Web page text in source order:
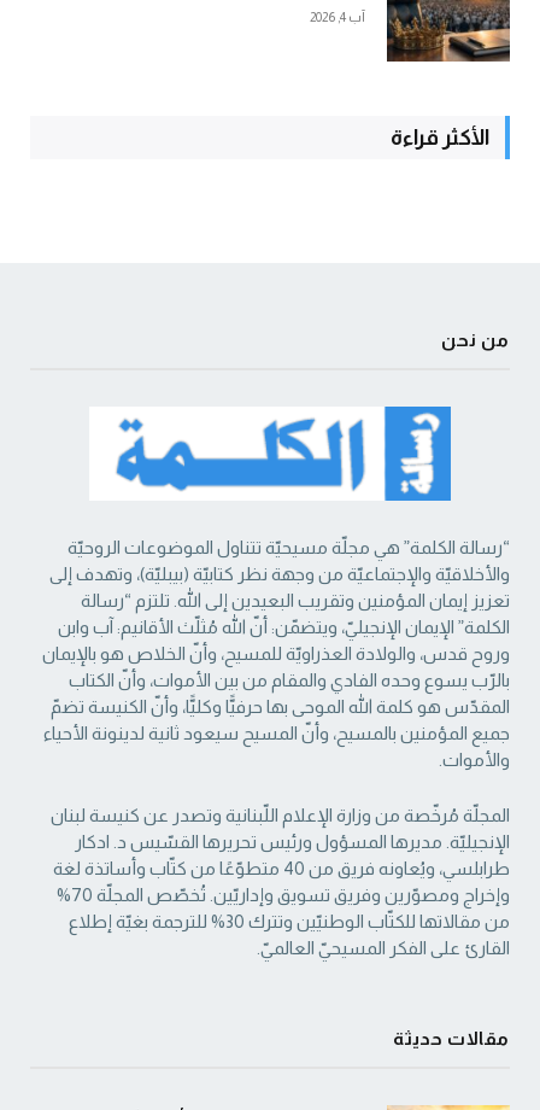
آب 4, 2026
الأكثر قراءة
من نحن
“رسالة الكلمة” هي مجلّة مسيحيّة تتناول الموضوعات الروحيّة
والأخلاقيّة والإجتماعيّة من ‏وجهة نظر كتابيّة (بيبليّة)، وتهدف إلى
تعزيز إيمان المؤمنين وتقريب البعيدين إلى الله. تلتزم “رسالة
‏الكلمة” الإيمان الإنجيليّ، ويتضمّن: أنّ الله مُثلّث الأقانيم: آب وابن
وروح قدس، والولادة العذراويّة ‏للمسيح، وأنّ الخلاص هو بالإيمان
بالرّب يسوع وحده الفادي والمقام من بين الأموات، وأنّ الكتاب
‏المقدّس هو كلمة الله الموحى بها حرفيًّا وكليًّا، وأنّ الكنيسة تضمّ
جميع المؤمنين بالمسيح، وأنّ المسيح ‏سيعود ثانية لدينونة الأحياء
والأموات. ‏
المجلّة مُرخّصة من وزارة الإعلام اللّبنانية وتصدر عن كنيسة لبنان
الإنجيليّة. مديرها المسؤول ‏ورئيس تحريرها القسّيس د. ادكار
طرابلسي، ويُعاونه فريق من 40 متطوّعًا من كتّاب وأساتذة لغة
‏وإخراج ومصوّرين وفريق تسويق وإداريّين. تُخصّص المجلّة 70%
من مقالاتها للكتّاب الوطنيّين ‏وتترك 30% للترجمة بغيّة إطلاع
القارئ على الفكر المسيحيّ العالميّ.‏
مقالات حديثة